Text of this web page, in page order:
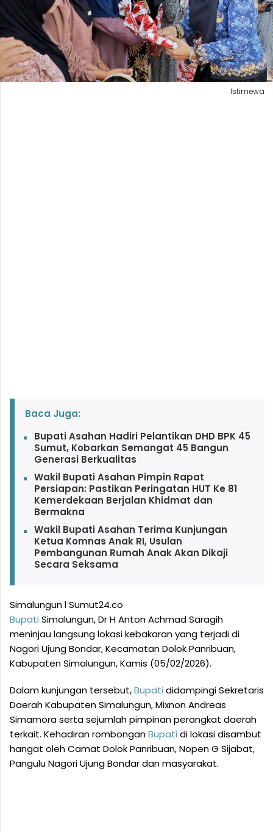
Istimewa
Baca Juga:
Bupati Asahan Hadiri Pelantikan DHD BPK 45
Sumut, Kobarkan Semangat 45 Bangun
Generasi Berkualitas
Wakil Bupati Asahan Pimpin Rapat
Persiapan: Pastikan Peringatan HUT Ke 81
Kemerdekaan Berjalan Khidmat dan
Bermakna
Wakil Bupati Asahan Terima Kunjungan
Ketua Komnas Anak RI, Usulan
Pembangunan Rumah Anak Akan Dikaji
Secara Seksama
Simalungun l Sumut24.co
Bupati Simalungun, Dr H Anton Achmad Saragih
meninjau langsung lokasi kebakaran yang terjadi di
Nagori Ujung Bondar, Kecamatan Dolok Panribuan,
Kabupaten Simalungun, Kamis (05/02/2026).
Dalam kunjungan tersebut,Bupati didampingi Sekretaris
Daerah Kabupaten Simalungun, Mixnon Andreas
Simamora serta sejumlah pimpinan perangkat daerah
terkait. Kehadiran rombonganBupati di lokasi disambut
hangat oleh Camat Dolok Panribuan, Nopen G Sijabat,
Pangulu Nagori Ujung Bondar dan masyarakat.